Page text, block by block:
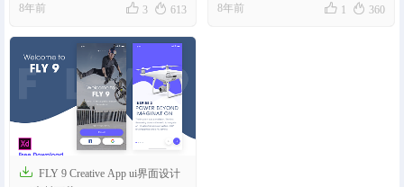
8年前
 3  613 8年前  1  360
 FLY 9 Creative App ui界面设计